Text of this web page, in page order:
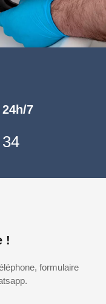
7
!
formulaire